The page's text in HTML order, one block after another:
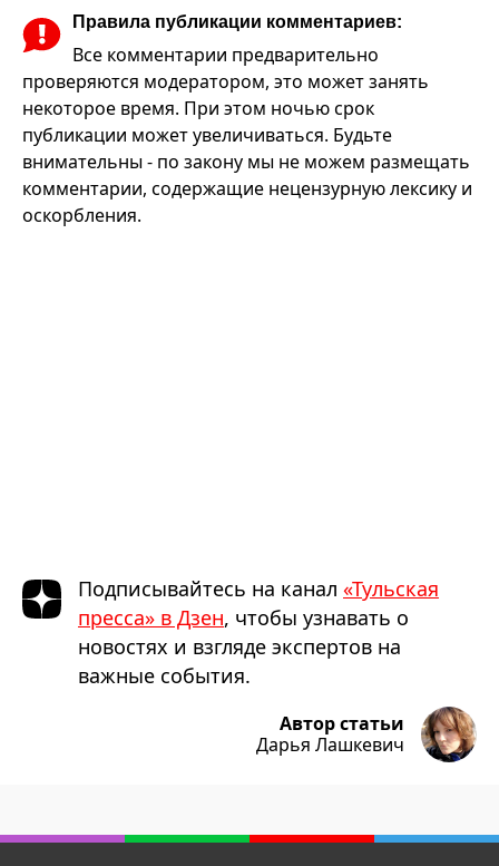
Правила публикации комментариев:
Все комментарии предварительно
проверяются модератором, это может занять
некоторое время. При этом ночью срок
публикации может увеличиваться. Будьте
внимательны - по закону мы не можем размещать
комментарии, содержащие нецензурную лексику и
оскорбления.
Подписывайтесь на канал «Тульская
пресса» в Дзен, чтобы узнавать о
новостях и взгляде экспертов на
важные события.
Автор статьи
Дарья Лашкевич